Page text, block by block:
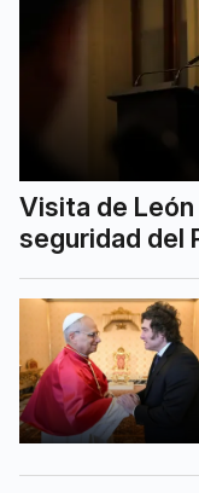
Visita de León
seguridad del